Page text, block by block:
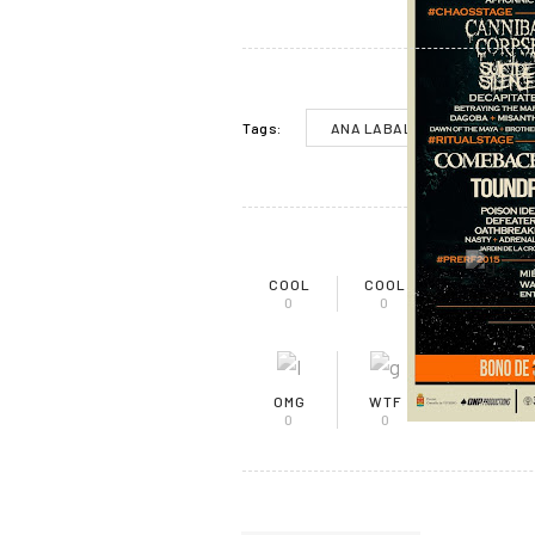
Tags: ANA LABALLO
COOL
0
COOL
0
DISLIKE
0
OMG
0
WTF
0